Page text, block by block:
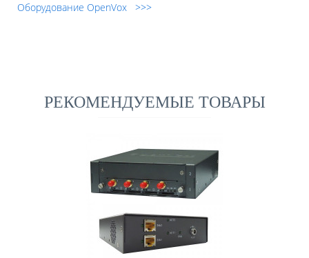
Оборудование OpenVox >>>
РЕКОМЕНДУЕМЫЕ ТОВАРЫ